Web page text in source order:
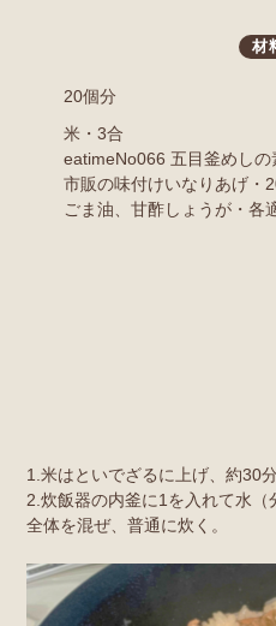
材
20個分
米・3合
eatimeNo066 五目釜めしの
市販の味付けいなりあげ・
ごま油、甘酢しょうが・各
1.米はといでざるに上げ、約30
2.炊飯器の内釜に1を入れて水
全体を混ぜ、普通に炊く。